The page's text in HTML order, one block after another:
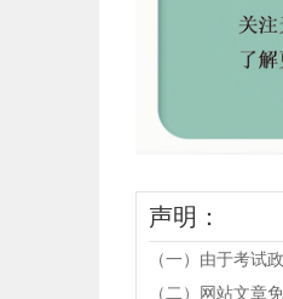
声明：
（一）由于考试
（二）网站文章